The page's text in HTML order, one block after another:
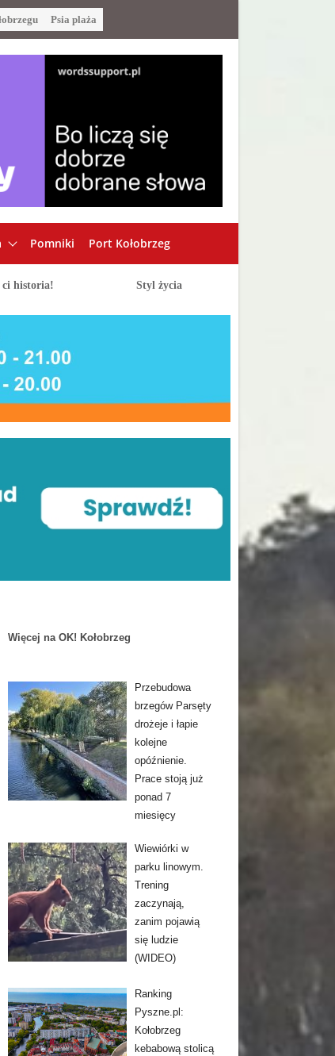
Psia plaża
Pomniki Port Kołobrzeg
ci historia! Styl życia
Więcej na OK! Kołobrzeg
Przebudowa
brzegów Parsęty
drożeje i łapie
kolejne
opóźnienie.
Prace stoją już
ponad 7
miesięcy
Wiewiórki w
parku linowym.
Trening
zaczynają,
zanim pojawią
się ludzie
(WIDEO)
Ranking
Pyszne.pl:
Kołobrzeg
kebabową stolicą